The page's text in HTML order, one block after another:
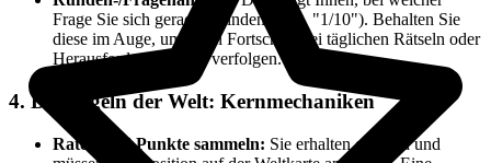
Frage Sie sich gerade befinden (z. B. "1/10"). Behalten Sie
diese im Auge, um Ihren Fortschritt bei täglichen Rätseln oder
Herausforderungen zu verfolgen.
4. Die Regeln der Welt: Kernmechaniken
Raten und Punkte sammeln: Sie erhalten ein Bild und